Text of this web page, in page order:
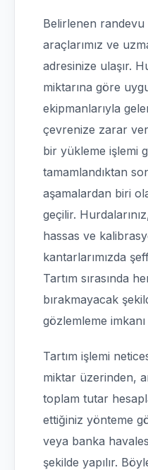
Belirlenen randevu
araçlarımız ve
adresinize ulaşır.
miktarına göre
ekipmanlarıyla
çevrenize zarar
bir yükleme işlemi
tamamlandıktan
aşamalardan biri
geçilir.
hassas ve
kantarlarımızda
Tartım sırasında
bırakmayacak
gözlemleme
Tartım işlemi
miktar üzerinden,
toplam tutar
ettiğiniz yönteme
veya banka
şekilde yapılır.